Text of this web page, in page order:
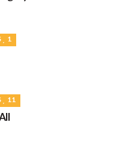
1
11